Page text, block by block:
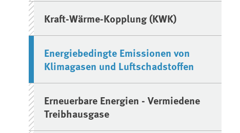
Kraft-Wärme-Kopplung (KWK)
Energiebedingte Emissionen von
Klimagasen und Luftschadstoffen
Erneuerbare Energien - Vermiedene
Treibhausgase